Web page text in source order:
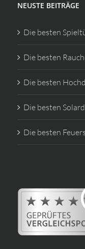
NEUSTE BEITRÄGE
Die besten
Die besten
Die besten
Die besten
Die besten